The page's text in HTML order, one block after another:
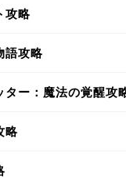
攻略
語攻略
ター：魔法の覚醒攻
略